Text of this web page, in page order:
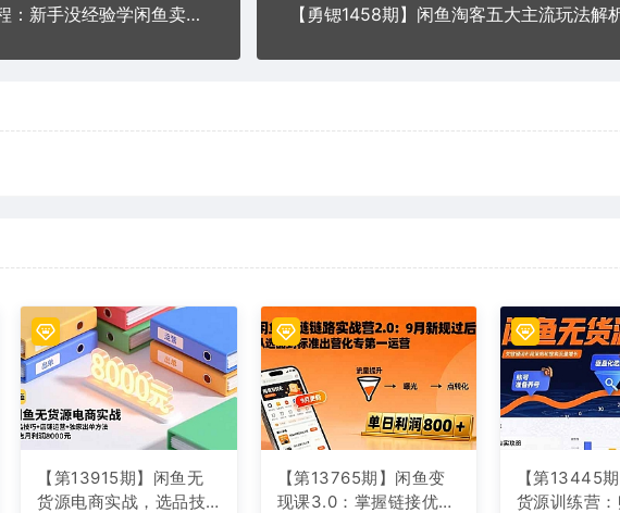
【勇锶1442期】闲鱼卖货教程：新手没经验学闲鱼卖货，3周卖货收入2万（价值889）
【第13915期】闲鱼无
货源电商实战，选品技
【第13765期】闲鱼变
现课3.0：掌握链接优
【第13445
货源训练营